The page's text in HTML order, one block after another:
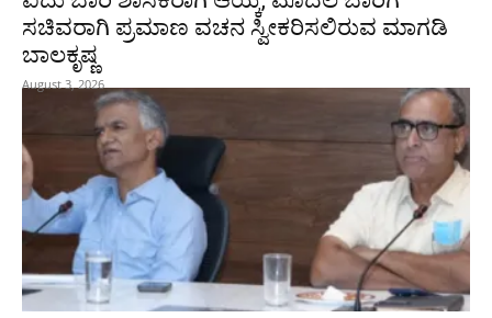
ಸಚಿವರಾಗಿ ಪ್ರಮಾಣ ವಚನ ಸ್ವೀಕರಿಸಲಿರುವ ಮಾಗಡಿ
ಬಾಲಕೃಷ್ಣ
August 3, 2026